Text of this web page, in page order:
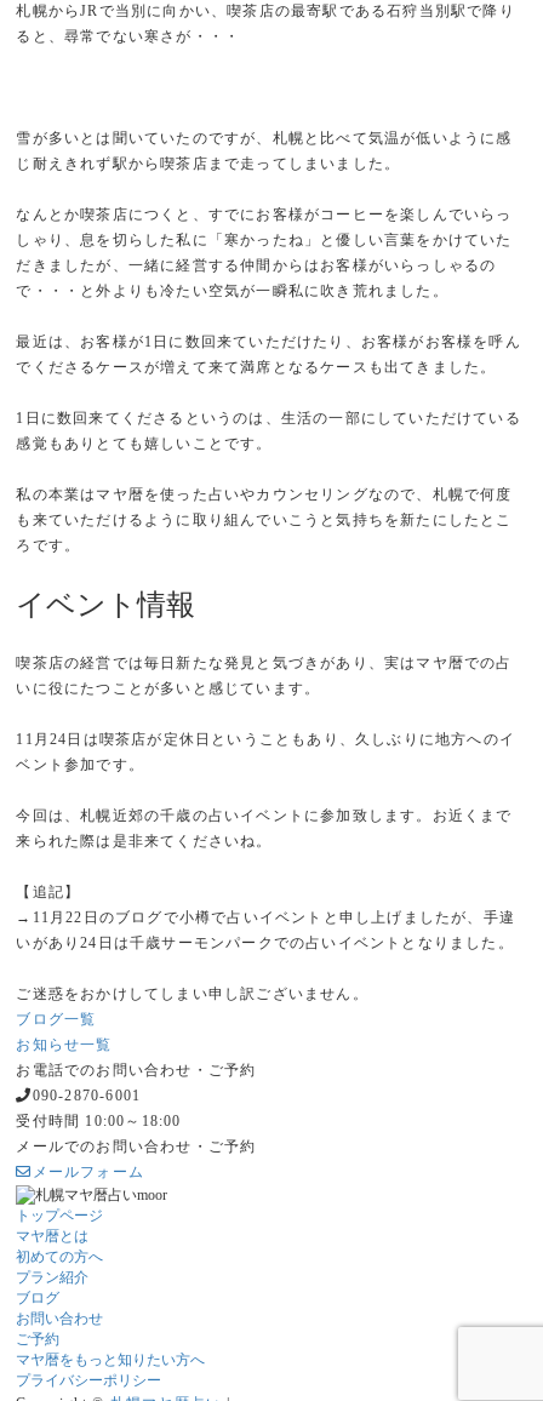
札幌からJRで当別に向かい、喫茶店の最寄駅である石狩当別駅で降り
ると、尋常でない寒さが・・・
雪が多いとは聞いていたのですが、札幌と比べて気温が低いように感
じ耐えきれず駅から喫茶店まで走ってしまいました。
なんとか喫茶店につくと、すでにお客様がコーヒーを楽しんでいらっ
しゃり、息を切らした私に「寒かったね」と優しい言葉をかけていた
だきましたが、一緒に経営する仲間からはお客様がいらっしゃるの
で・・・と外よりも冷たい空気が一瞬私に吹き荒れました。
最近は、お客様が1日に数回来ていただけたり、お客様がお客様を呼ん
でくださるケースが増えて来て満席となるケースも出てきました。
1日に数回来てくださるというのは、生活の一部にしていただけている
感覚もありとても嬉しいことです。
私の本業はマヤ暦を使った占いやカウンセリングなので、札幌で何度
も来ていただけるように取り組んでいこうと気持ちを新たにしたとこ
ろです。
イベント情報
喫茶店の経営では毎日新たな発見と気づきがあり、実はマヤ暦での占
いに役にたつことが多いと感じています。
11月24日は喫茶店が定休日ということもあり、久しぶりに地方へのイ
ベント参加です。
今回は、札幌近郊の千歳の占いイベントに参加致します。お近くまで
来られた際は是非来てくださいね。
【追記】
→11月22日のブログで小樽で占いイベントと申し上げましたが、手違
いがあり24日は千歳サーモンパークでの占いイベントとなりました。
ご迷惑をおかけしてしまい申し訳ございません。
ブログ一覧
お知らせ一覧
お電話でのお問い合わせ・ご予約
090-2870-6001
受付時間 10:00～18:00
メールでのお問い合わせ・ご予約
メールフォーム
トップページ
マヤ暦とは
初めての方へ
プラン紹介
ブログ
お問い合わせ
ご予約
マヤ暦をもっと知りたい方へ
プライバシーポリシー